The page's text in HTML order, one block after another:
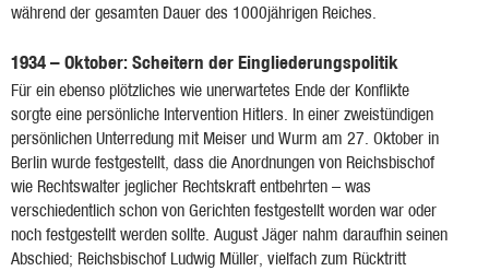
während der gesamten Dauer des 1000jährigen Reiches.
1934 – Oktober: Scheitern der Eingliederungspolitik
Für ein ebenso plötzliches wie unerwartetes Ende der Konflikte
sorgte eine persönliche Intervention Hitlers. In einer zweistündigen
persönlichen Unterredung mit Meiser und Wurm am 27. Oktober in
Berlin wurde festgestellt, dass die Anordnungen von Reichsbischof
wie Rechtswalter jeglicher Rechtskraft entbehrten – was
verschiedentlich schon von Gerichten festgestellt worden war oder
noch festgestellt werden sollte. August Jäger nahm daraufhin seinen
Abschied; Reichsbischof Ludwig Müller, vielfach zum Rücktritt